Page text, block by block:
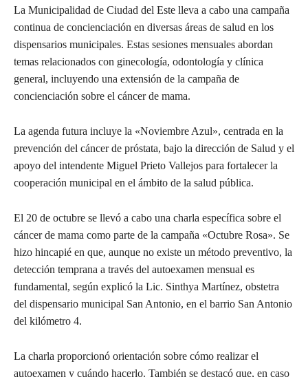
La Municipalidad de Ciudad del Este lleva a cabo una campaña
continua de concienciación en diversas áreas de salud en los
dispensarios municipales. Estas sesiones mensuales abordan
temas relacionados con ginecología, odontología y clínica
general, incluyendo una extensión de la campaña de
concienciación sobre el cáncer de mama.
La agenda futura incluye la «Noviembre Azul», centrada en la
prevención del cáncer de próstata, bajo la dirección de Salud y el
apoyo del intendente Miguel Prieto Vallejos para fortalecer la
cooperación municipal en el ámbito de la salud pública.
El 20 de octubre se llevó a cabo una charla específica sobre el
cáncer de mama como parte de la campaña «Octubre Rosa». Se
hizo hincapié en que, aunque no existe un método preventivo, la
detección temprana a través del autoexamen mensual es
fundamental, según explicó la Lic. Sinthya Martínez, obstetra
del dispensario municipal San Antonio, en el barrio San Antonio
del kilómetro 4.
La charla proporcionó orientación sobre cómo realizar el
autoexamen y cuándo hacerlo. También se destacó que, en caso